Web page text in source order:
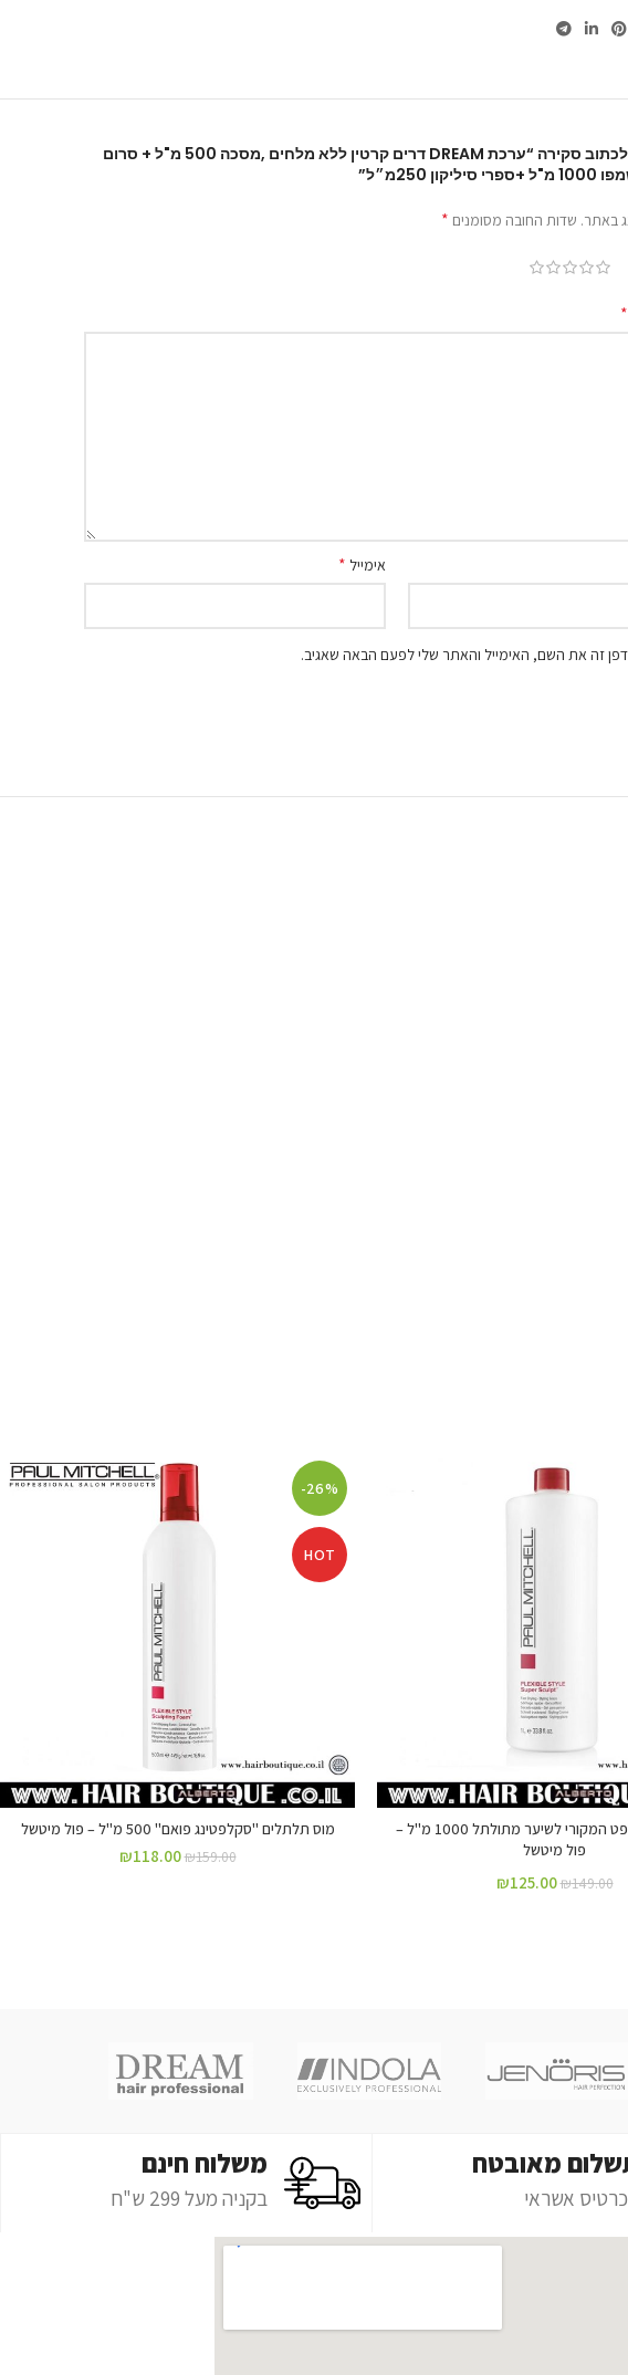
היה הראשון לכתוב סקירה “ערכת DREAM דרים קרטין ללא מלחים ,מסכה 500 מ"ל + סרום
באתר. שדות החובה מסומנים *
*
אימייל *
זה את השם, האימייל והאתר שלי לפעם הבאה שאגיב.
גלייז סופר סקלפט המקורי לשיער מתולתל 1000 מ"ל –
פול מיטשל
₪149.00
₪125.00
-26%
HOT
מוס תלתלים "סקלפטינג פואם" 500 מ"ל – פול מיטשל
₪159.00
₪118.00
מאובטח
אשראי
משלוח חינם
בקניה מעל 299 ש"ח